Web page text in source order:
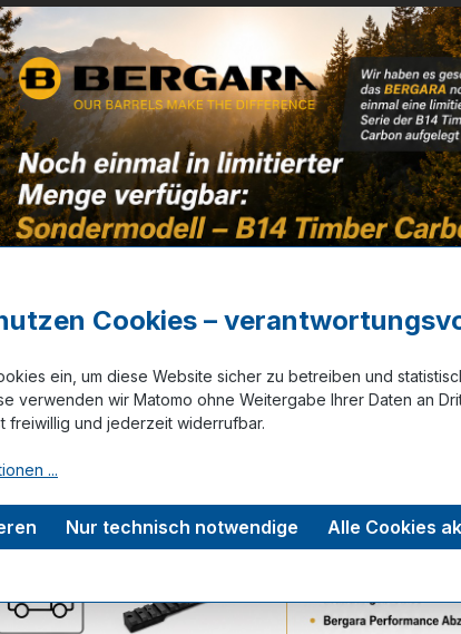
✔
✔ Auf
Noch
.223
7 PRC
Cookies –
ein, um diese Website sicher zu betreiben und
verwenden wir Matomo ohne Weitergabe Ihrer Daten an
freiwillig und jederzeit widerrufbar.
...
Nur technisch notwendige Alle Cookies